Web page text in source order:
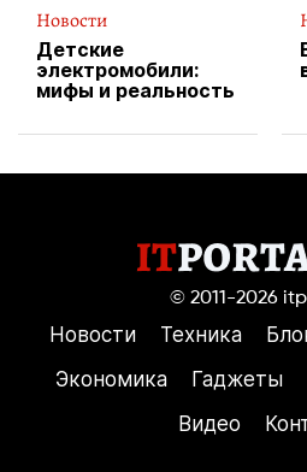
Новости
Детские
электромобили:
мифы и реальность
© 2011-2026
Новости Техника
Экономика
Гаджеты
Видео